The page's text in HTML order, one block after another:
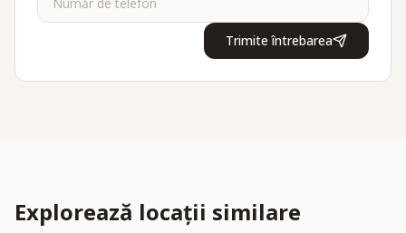
Trimite întrebarea
Explorează locații similare